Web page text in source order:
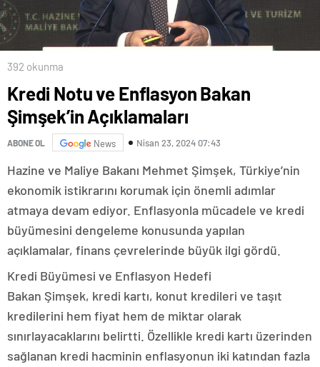
392 okunma
Kredi Notu ve Enflasyon Bakan
Şimşek’in Açıklamaları
ABONE OL News Nisan 23, 2024 07:43
Hazine ve Maliye Bakanı Mehmet Şimşek, Türkiye’nin
ekonomik istikrarını korumak için önemli adımlar
atmaya devam ediyor. Enflasyonla mücadele ve kredi
büyümesini dengeleme konusunda yapılan
açıklamalar, finans çevrelerinde büyük ilgi gördü.
Kredi Büyümesi ve Enflasyon Hedefi
Bakan Şimşek, kredi kartı, konut kredileri ve taşıt
kredilerini hem fiyat hem de miktar olarak
sınırlayacaklarını belirtti. Özellikle kredi kartı üzerinden
sağlanan kredi hacminin enflasyonun iki katından fazla